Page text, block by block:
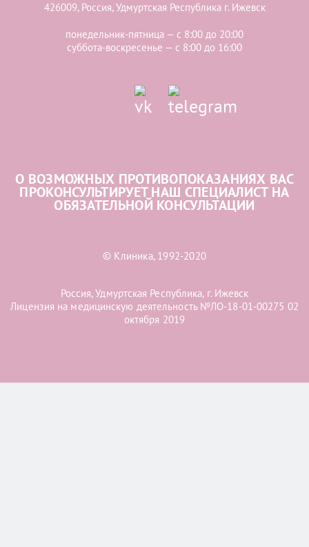
426009, Россия, Удмуртская Республика г. Ижевск
понедельник-пятница — с 8:00 до 20:00
суббота-воскресенье — с 8:00 до 16:00
О ВОЗМОЖНЫХ ПРОТИВОПОКАЗАНИЯХ ВАС
ПРОКОНСУЛЬТИРУЕТ НАШ СПЕЦИАЛИСТ НА
ОБЯЗАТЕЛЬНОЙ КОНСУЛЬТАЦИИ
© Клиника, 1992-2020
Россия, Удмуртская Республика, г. Ижевск
Лицензия на медицинскую деятельность №ЛО-18-01-00275 02
октября 2019